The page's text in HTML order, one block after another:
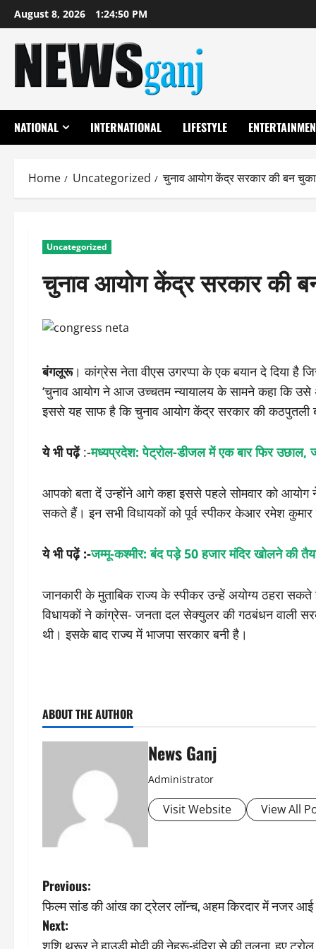
Skip
to
content
August 8, 2026 1:24:50 PM
NATIONAL INTERNATIONAL LIFESTYLE
Home Uncategorized चुनाव आयोग केंद्र सरकार की बन
Uncategorized
चुनाव आयोग केंद्र सरकार की
बंगलूरू। कांग्रेस नेता वीएस उगरप्पा के एक बयान दे दिया है
‘चुनाव आयोग ने आज उच्चतम न्यायालय के सामने कहा कि उसे
इससे यह साफ है कि चुनाव आयोग केंद्र सरकार की कठपुतली
ये भी पढ़ें:-मध्यप्रदेश: पेट्रोल-डीजल में एक बार फिर
आपको बता दें उन्होंने आगे कहा इससे पहले सोमवार को आयोग
सकते हैं। इन सभी विधायकों को पूर्व स्पीकर केआर रमेश कुमार
ये भी पढ़ें :-जम्मू-कश्मीर: बंद पड़े 50 हजार मंदिर खोलने की
जानकारी के मुताबिक राज्य के स्पीकर उन्हें अयोग्य ठहरा
विधायकों ने कांग्रेस- जनता दल सेक्युलर की गठबंधन वाली
थी। इसके बाद राज्य में भाजपा सरकार बनी है।
ABOUT THE AUTHOR
News Ganj
Administrator
Visit Website View All
P
o
Previous:
फिल्म सांड की आंख का ट्रेलर लॉन्च, अहम किरदार में नजर आई
Next:
शशि थरूर ने हाउडी मोदी की नेहरू-इंदिरा से की तुलना, हुए ट्रोल